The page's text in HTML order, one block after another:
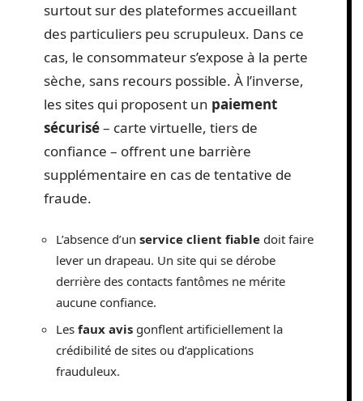
surtout sur des plateformes accueillant
des particuliers peu scrupuleux. Dans ce
cas, le consommateur s’expose à la perte
sèche, sans recours possible. À l’inverse,
les sites qui proposent un paiement
sécurisé– carte virtuelle, tiers de
confiance – offrent une barrière
supplémentaire en cas de tentative de
fraude.
L’absence d’un service client fiable doit faire
lever un drapeau. Un site qui se dérobe
derrière des contacts fantômes ne mérite
aucune confiance.
Les faux avis gonflent artificiellement la
crédibilité de sites ou d’applications
frauduleux.